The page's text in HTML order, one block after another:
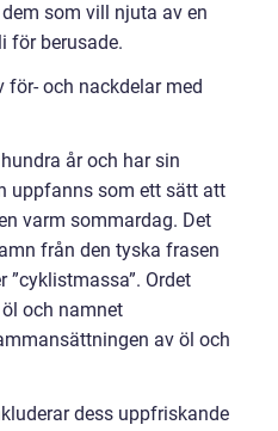
som vill njuta av en
för berusade.
för- och nackdelar med
år och har sin
uppfanns som ett sätt att
varm sommardag. Det
från den tyska frasen
”cyklistmassa”. Ordet
och namnet
av öl och
dess uppfriskande